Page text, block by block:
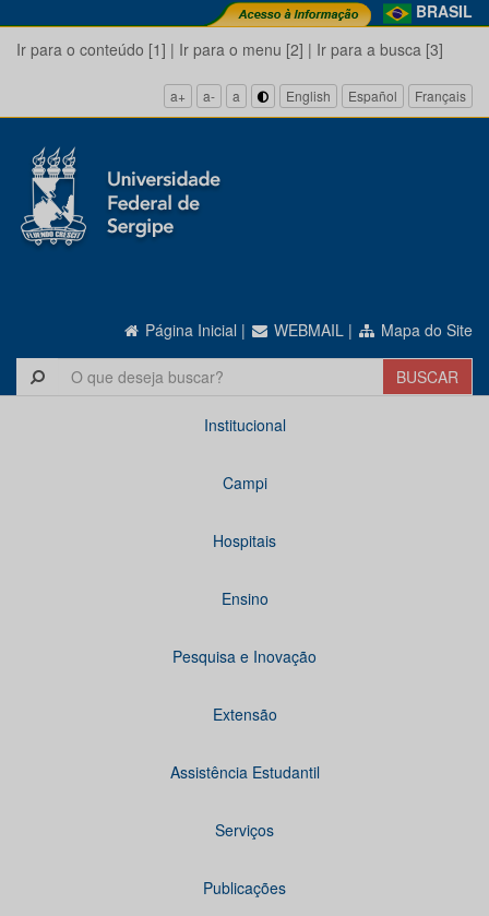
BRASIL
Ir para o conteúdo [1] | Ir para o menu [2] | Ir para a busca [3]
a+ a- a English Español Français
Página Inicial | WEBMAIL | Mapa do Site
Institucional
Campi
Hospitais
Ensino
Pesquisa e Inovação
Extensão
Assistência Estudantil
Serviços
Publicações